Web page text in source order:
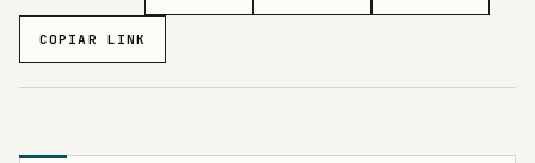
COPIAR LINK